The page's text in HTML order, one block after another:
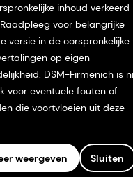
inhoud verkeerd
voor belangrijke
versie in de oorspronkelijke
op eigen
DSM-Firmenich is
voor eventuele fouten of
die voortvloeien uit deze
weergeven Sluiten